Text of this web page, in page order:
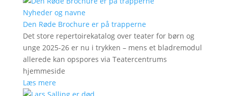
Nyheder og navne
Den Røde Brochure er på trapperne
Det store repertoirekatalog over teater for børn og
unge 2025-26 er nu i trykken – mens et bladremodul
allerede kan opspores via Teatercentrums
hjemmeside
Læs mere